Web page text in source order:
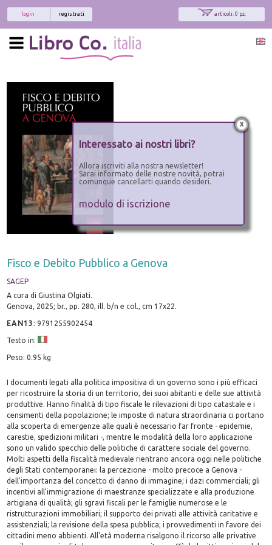
articoli: 0 pz.
registrati
login
Fisco e Debito Pubblico a Genova
SAGEP
A cura di Giustina Olgiati.
Genova, 2025; br., pp. 280, ill. b/n e col., cm 17x22.
EAN13 :9791255902454
Testo in:
Peso: 0.95 kg
I documenti legati alla politica impositiva di un governo sono i più efficaci
per ricostruire la storia di un territorio, dei suoi abitanti e delle sue attività
produttive. Hanno finalità di tipo fiscale le rilevazioni di tipo catastale e i
censimenti della popolazione; le imposte di natura straordinaria ci portano
alla scoperta di emergenze alle quali è necessario far fronte - epidemie,
carestie, spedizioni militari -, mentre le modalità della loro applicazione
sono un valido specchio delle politiche di carattere sociale del governo.
Molti aspetti della fiscalità medievale rientrano ancora oggi nelle politiche
degli Stati contemporanei: la percezione - molto precoce a Genova -
dell'importanza del concetto di danno di immagine; i dazi commerciali; gli
incentivi all'immigrazione di maestranze specializzate e alla produzione
artigiana di qualità; gli sgravi fiscali per le famiglie numerose e le
ristrutturazioni immobiliari; il supporto dei privati alle attività caritative e
assistenziali; la revisione della spesa pubblica; i provvedimenti in favore dei
cittadini meno abbienti. All'età moderna risalgono il ricorso alle privative
x
Interessato ai nostri libri?
Allora iscriviti alla nostra newsletter!
Sarai informato delle nostre novità, potrai
comunque cancellarti quando desideri.
modulo di iscrizione